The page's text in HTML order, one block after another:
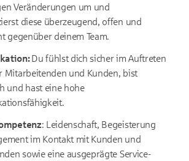
Veränderungen um und
diese überzeugend, offen und
gegenüber deinem Team.
Du fühlst dich sicher im Auftreten
Mitarbeitenden und Kunden, bist
und hast eine hohe
: Leidenschaft, Begeisterung
im Kontakt mit Kunden und
sowie eine ausgeprägte Service-